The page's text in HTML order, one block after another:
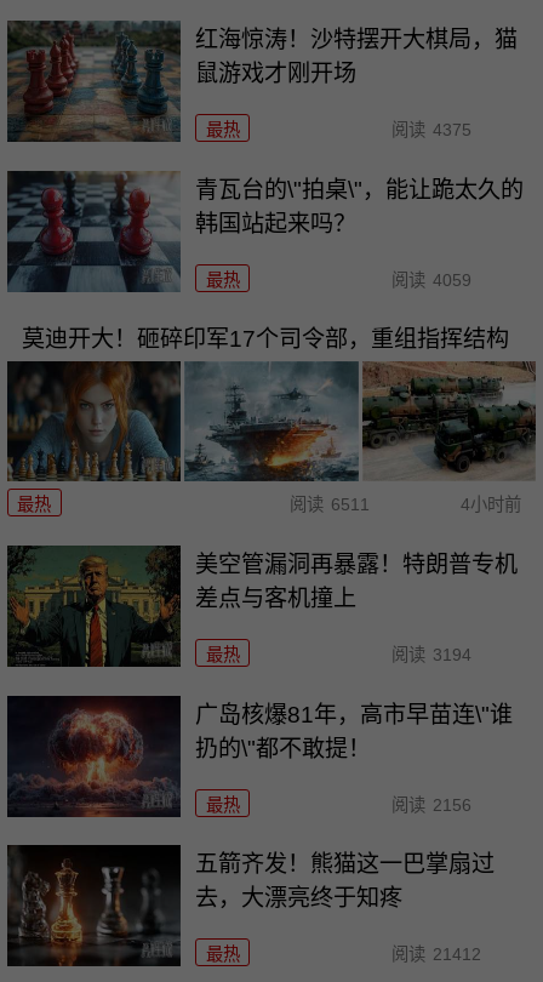
红海惊涛！沙特摆开大棋局，猫
鼠游戏才刚开场
最热 阅读 4375
青瓦台的\"拍桌\"，能让跪太久的
韩国站起来吗？
最热 阅读 4059
莫迪开大！砸碎印军17个司令部，重组指挥结构
最热 阅读 6511 4小时前
美空管漏洞再暴露！特朗普专机
差点与客机撞上
最热 阅读 3194
广岛核爆81年，高市早苗连\"谁
扔的\"都不敢提！
最热 阅读 2156
五箭齐发！熊猫这一巴掌扇过
去，大漂亮终于知疼
最热 阅读 21412